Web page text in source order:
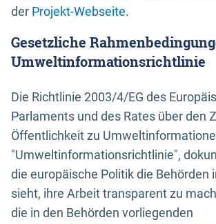
der Projekt-Webseite.
Gesetzliche
Umweltinformationsrichtlinie
Die Richtlinie 2003/4/EG des
Parlaments und des Rates über den
Öffentlichkeit zu
"Umweltinformationsrichtlinie",
die europäische Politik die Behörden
sieht, ihre Arbeit transparent zu
die in den Behörden vorliegenden